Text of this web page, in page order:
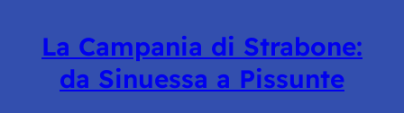
La Campania di Strabone:
da Sinuessa a Pissunte